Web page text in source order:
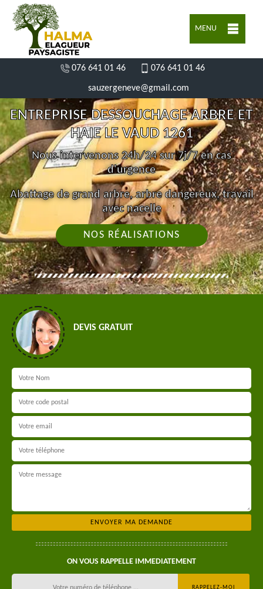
MENU
076 641 01 46 076 641 01 46
sauzergeneve@gmail.com
ENTREPRISE DESSOUCHAGE ARBRE ET
HAIE LE VAUD 1261
Nous intervenons 24h/24 sur 7j/7 en cas
d'urgence
Abattage de grand arbre, arbre dangereux, travail
avec nacelle
NOS RÉALISATIONS
DEVIS GRATUIT
ON VOUS RAPPELLE IMMEDIATEMENT